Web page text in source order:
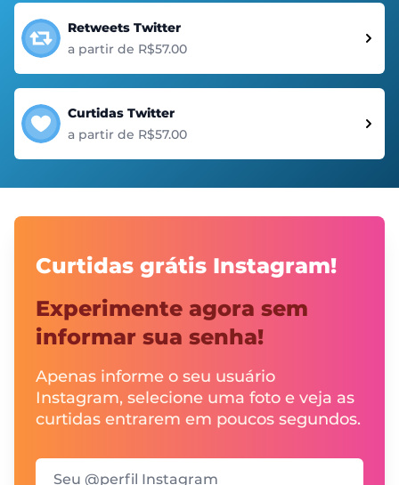
Retweets Twitter
a partir de R$57.00
Curtidas Twitter
a partir de R$57.00
Curtidas grátis Instagram!
Experimente agora sem
informar sua senha!
Apenas informe o seu usuário
Instagram, selecione uma foto e veja as
curtidas entrarem em poucos segundos.
Seu @perfil Instagram